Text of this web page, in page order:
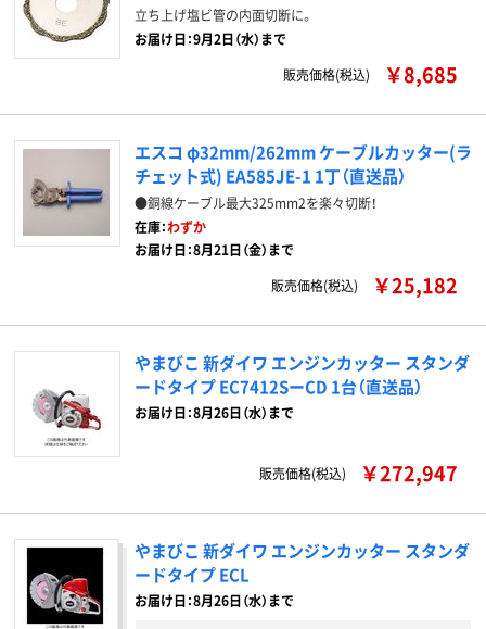
立ち上げ塩ビ管の内面切断に。
お届け日：9月2日（水）まで
販売価格(税込)
￥8,685
エスコ φ32mm/262mm ケーブルカッター(ラ
チェット式) EA585JE-1 1丁（直送品）
●銅線ケーブル最大325mm2を楽々切断！
在庫：わずか
お届け日：8月21日（金）まで
販売価格(税込)
￥25,182
やまびこ 新ダイワ エンジンカッター スタンダ
ードタイプ EC7412SーCD 1台（直送品）
お届け日：8月26日（水）まで
販売価格(税込) ￥272,947
やまびこ 新ダイワ エンジンカッター スタンダ
ードタイプ ECL
お届け日：8月26日（水）まで